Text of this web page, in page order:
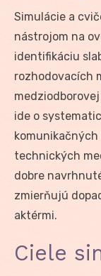
Simulácie a
nástrojom na
identifikáciu
rozhodovacích
ide o
komunikačných
technických
dobre
zmierňujú
aktérmi.
Ciele